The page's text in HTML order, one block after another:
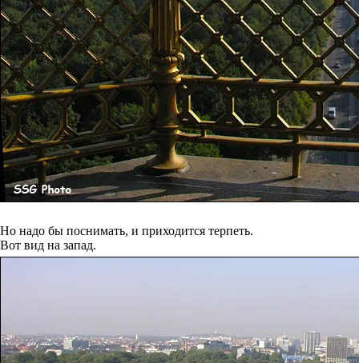
Но надо бы поснимать, и приходится терпеть.
Вот вид на запад.